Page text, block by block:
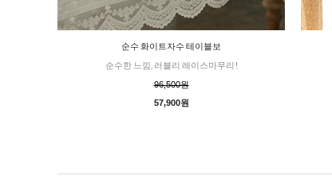
순수 화이트자수 테이블보
순수한 느낌, 러블리 레이스마무리!
96,500원
57,900원